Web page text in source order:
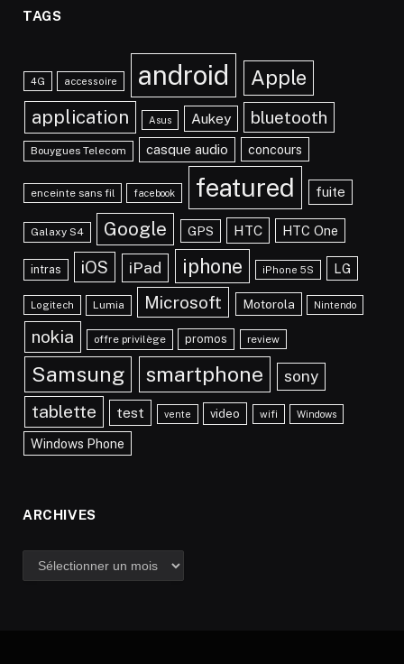
TAGS
4G accessoire android Apple
application Asus Aukey bluetooth
Bouygues Telecom casque audio concours
enceinte sans fil facebook featured fuite
Galaxy S4 Google GPS HTC HTC One
intras iOS iPad iphone iPhone 5S LG
Logitech Lumia Microsoft Motorola Nintendo
nokia offre privilège promos review
Samsung smartphone sony
tablette test vente video wifi Windows
Windows Phone
ARCHIVES
Archives